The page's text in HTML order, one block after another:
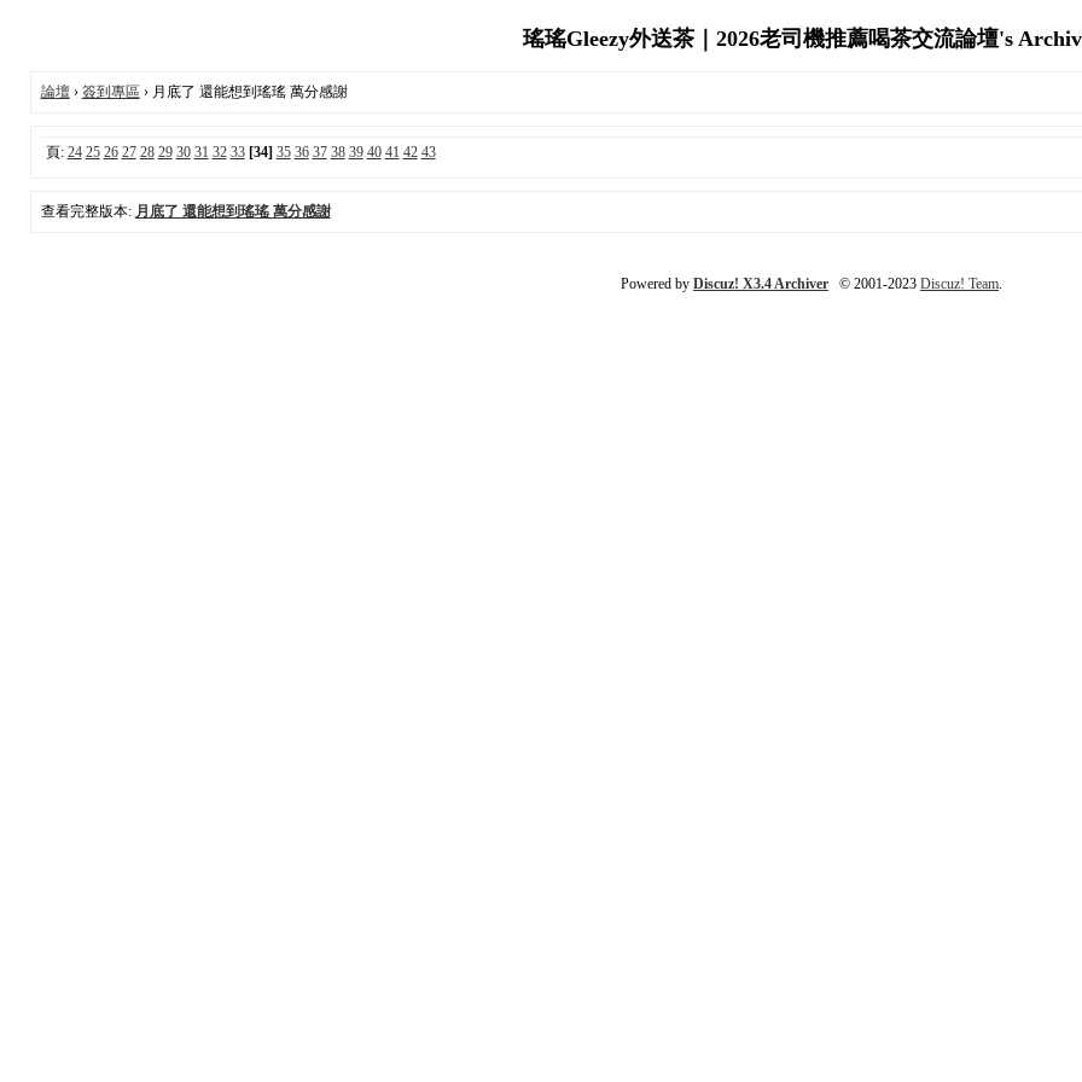
瑤瑤Gleezy外送茶｜2026老司機推薦喝茶交流論壇's
論壇› 簽到專區 › 月底了 還能想到瑤瑤 萬分感謝
頁: 24 25 26 27 28 29 30 31 32 33 [34] 35 36 37 38 39 40 41 42 43
查看完整版本: 月底了 還能想到瑤瑤 萬分感謝
Powered by Discuz! X3.4 Archiver © 2001-2023 Discuz! Team.